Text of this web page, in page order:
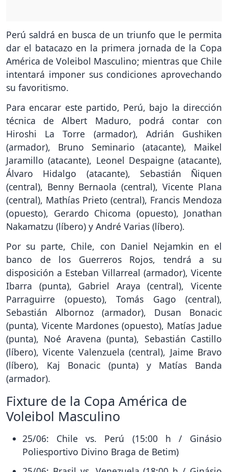
Perú saldrá en busca de un triunfo que le permita
dar el batacazo en la primera jornada de la Copa
América de Voleibol Masculino; mientras que Chile
intentará imponer sus condiciones aprovechando
su favoritismo.
Para encarar este partido, Perú, bajo la dirección
técnica de Albert Maduro, podrá contar con
Hiroshi La Torre (armador), Adrián Gushiken
(armador), Bruno Seminario (atacante), Maikel
Jaramillo (atacante), Leonel Despaigne (atacante),
Álvaro Hidalgo (atacante), Sebastián Ñiquen
(central), Benny Bernaola (central), Vicente Plana
(central), Mathías Prieto (central), Francis Mendoza
(opuesto), Gerardo Chicoma (opuesto), Jonathan
Nakamatzu (líbero) y André Varias (líbero).
Por su parte, Chile, con Daniel Nejamkin en el
banco de los Guerreros Rojos, tendrá a su
disposición a Esteban Villarreal (armador), Vicente
Ibarra (punta), Gabriel Araya (central), Vicente
Parraguirre (opuesto), Tomás Gago (central),
Sebastián Albornoz (armador), Dusan Bonacic
(punta), Vicente Mardones (opuesto), Matías Jadue
(punta), Noé Aravena (punta), Sebastián Castillo
(líbero), Vicente Valenzuela (central), Jaime Bravo
(líbero), Kaj Bonacic (punta) y Matías Banda
(armador).
Fixture de la Copa América de
Voleibol Masculino
25/06: Chile vs. Perú (15:00 h / Ginásio
Poliesportivo Divino Braga de Betim)